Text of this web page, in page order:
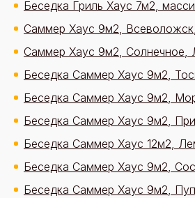
Беседка Гриль Хаус 7м2,
Саммер Хаус 9м2,
Саммер Хаус 9м2, Солнечное,
Беседка Саммер Хаус 9м2,
Беседка Саммер Хаус 9м2,
Беседка Саммер Хаус 9м2,
Беседка Саммер Хаус 12м2,
Беседка Саммер Хаус 9м2,
Беседка Саммер Хаус 9м2,